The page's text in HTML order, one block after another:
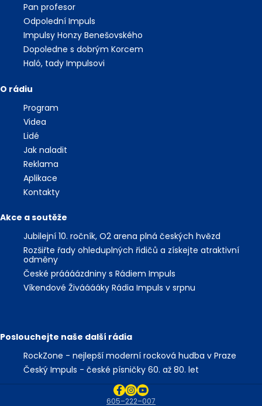
Pan profesor
Odpolední Impuls
Impulsy Honzy Benešovského
Dopoledne s dobrým Korcem
Haló, tady Impulsovi
O rádiu
Program
Videa
Lidé
Jak naladit
Reklama
Aplikace
Kontakty
Akce a soutěže
Jubilejní 10. ročník, O2 arena plná českých hvězd
Rozšiřte řady ohleduplných řidičů a získejte atraktivní
odměny
České práááázdniny s Rádiem Impuls
Víkendové Živááááky Rádia Impuls v srpnu
Poslouchejte naše další rádia
RockZone - nejlepší moderní rocková hudba v Praze
Český Impuls - české písničky 60. až 80. let
605–222–007